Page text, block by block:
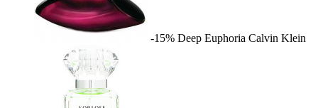
-15% Deep Euphoria Calvin Klein